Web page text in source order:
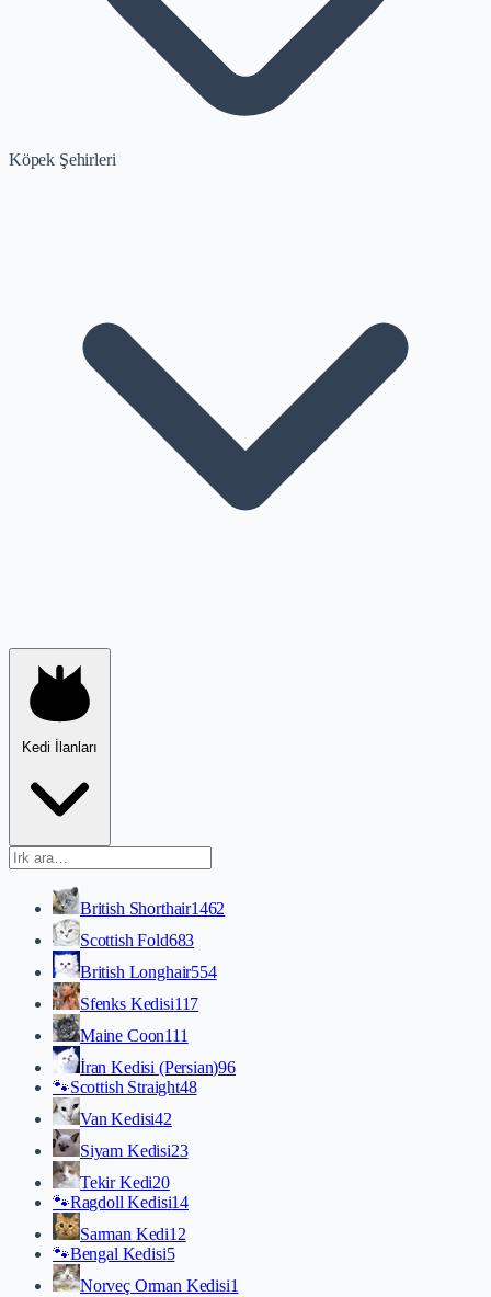
Köpek Şehirleri
Kedi İlanları
British Shorthair1462
Scottish Fold683
British Longhair554
Sfenks Kedisi117
Maine Coon111
İran Kedisi (Persian)96
🐾Scottish Straight48
Van Kedisi42
Siyam Kedisi23
Tekir Kedi20
🐾Ragdoll Kedisi14
Sarman Kedi12
🐾Bengal Kedisi5
Norveç Orman Kedisi1